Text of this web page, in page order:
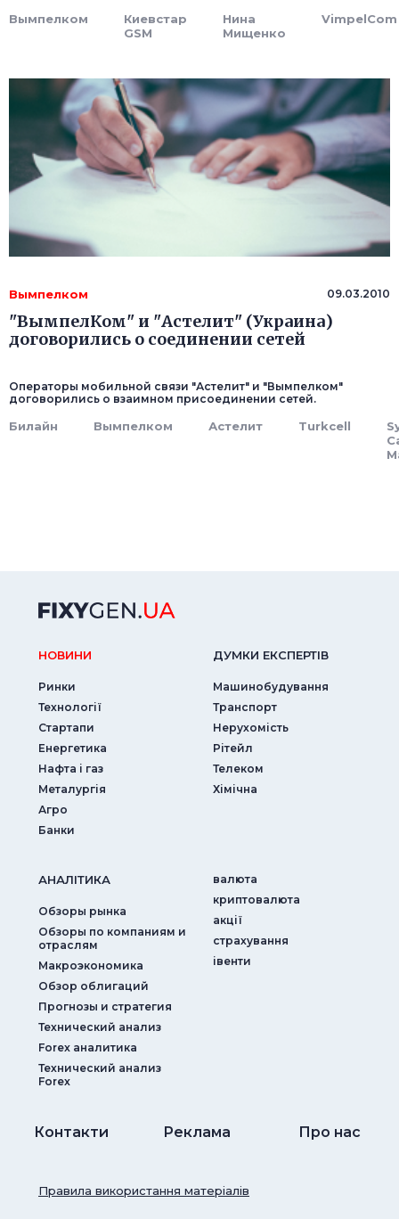
Вымпелком
Киевстар
GSM
Нина
Мищенко
VimpelCom
Вымпелком 09.03.2010
"ВымпелКом" и "Астелит" (Украина)
договорились о соединении сетей
Операторы мобильной связи "Астелит" и "Вымпелком"
договорились о взаимном присоединении сетей.
Билайн Вымпелком Астелит Turkcell
НОВИНИ
Ринки
Технології
Стартапи
Енергетика
Нафта і газ
Металургія
Агро
Банки
ДУМКИ ЕКСПЕРТIВ
Машинобудування
Транспорт
Нерухомість
Рітейл
Телеком
Хімічна
АНАЛIТИКА
Обзоры рынка
Обзоры по компаниям и
отраслям
Макроэкономика
Обзор облигаций
Прогнозы и стратегия
Технический анализ
Forex аналитика
Технический анализ
Forex
валюта
криптовалюта
акції
страхування
iвенти
Контакти Реклама Про нас
Правила використання матеріалів